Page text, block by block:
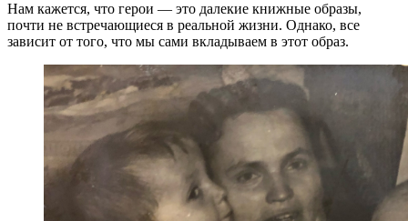
Нам кажется, что герои — это далекие книжные образы,
почти не встречающиеся в реальной жизни. Однако, все
зависит от того, что мы сами вкладываем в этот образ.